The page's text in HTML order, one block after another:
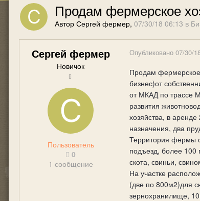
Продам фермерское
Автор Сергей фермер, 07/30/18 06:13 в
Сергей фермер
Новичок
Пользователь
0
1 сообщение
Опубликовано 07/30/
Продам фермерское
бизнес)от
от МКАД по трассе
развития
хозяйства, в
назначения, два
Территория фермы
подъезд, более 100
скота, свиньи,
На участке
(две по 800м2)для
зернохранилище,